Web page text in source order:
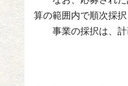
算の範囲内で順次採
事業の採択は、計